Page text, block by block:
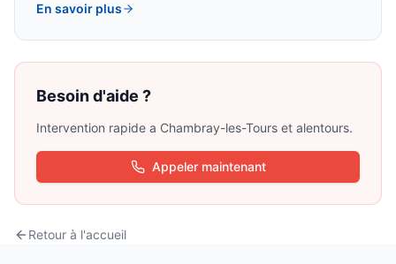
En savoir plus
Besoin d'aide ?
Intervention rapide a Chambray-les-Tours et alentours.
Appeler maintenant
Retour à l'accueil